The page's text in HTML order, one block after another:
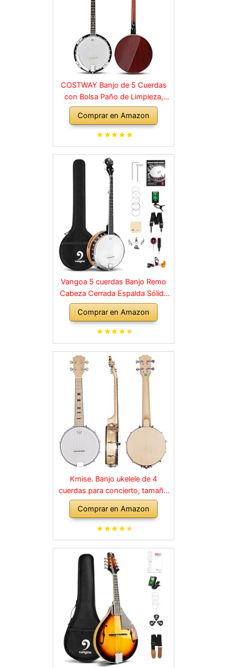
COSTWAY Banjo de 5 Cuerdas
con Bolsa Paño de Limpieza,
Sintonizador, Correa y 3 Púas
Comprar en Amazon
Vangoa 5 cuerdas Banjo Remo
Cabeza Cerrada Espalda Sólida
con kit de Principiante,
Sintonizador, Correa, Recogida,
Cuerdas, Selecciones y Bolsa
Comprar en Amazon
Kmise. Banjo ukelele de 4
cuerdas para concierto, tamaño
de 58,4 cm, madera de sapele.
Comprar en Amazon